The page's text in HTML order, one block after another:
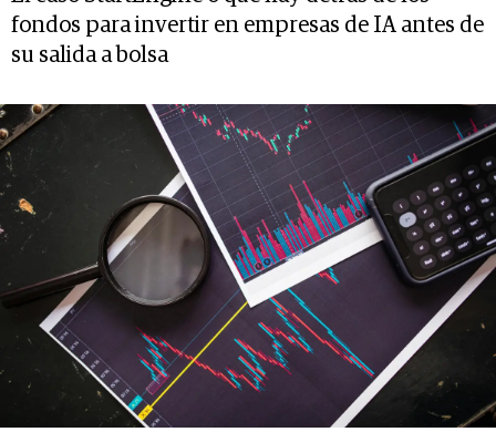
fondos para invertir en empresas de IA antes de
su salida a bolsa